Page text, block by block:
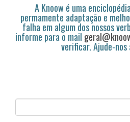
A Knoow é uma
permamente adaptação e
falha em algum dos nossos
informe para o mail
verificar. Ajude-nos